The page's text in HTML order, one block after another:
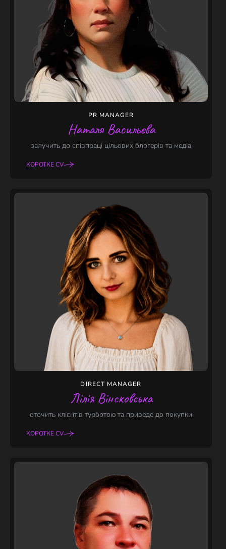
PR MANAGER
Наталя Васильєва
залучить до співпраці цільових блогерів та медіа
КОРОТКЕ CV
DIRECT MANAGER
Лілія Вінсковська
оточить клієнтів турботою та приведе до покупки
КОРОТКЕ CV